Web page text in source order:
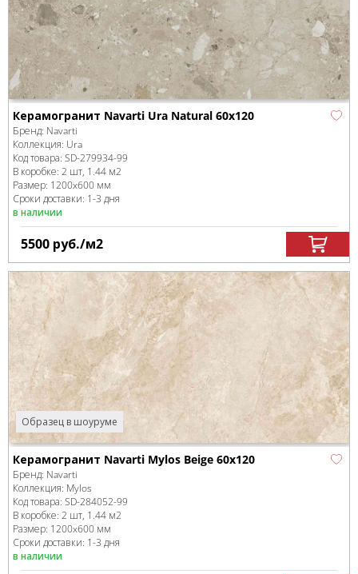
Керамогранит Navarti Ura Natural 60x120
Бренд: Navarti
Коллекция: Ura
Код товара: SD-279934-99
В коробке: 2 шт, 1.44 м2
Размер: 1200x600 мм
Сроки доставки: 1-3 дня
в наличии
5500 руб./м2
Образец в шоуруме
Керамогранит Navarti Mylos Beige 60x120
Бренд: Navarti
Коллекция: Mylos
Код товара: SD-284052-99
В коробке: 2 шт, 1.44 м2
Размер: 1200x600 мм
Сроки доставки: 1-3 дня
в наличии